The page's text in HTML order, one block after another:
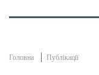
Головна Публікації